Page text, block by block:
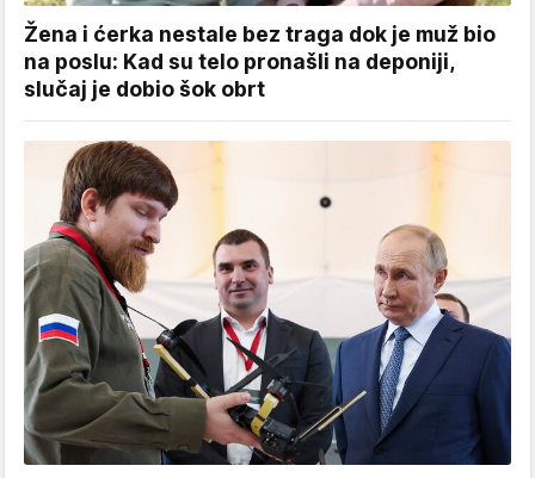
Žena i ćerka nestale bez traga dok je muž bio
na poslu: Kad su telo pronašli na deponiji,
slučaj je dobio šok obrt